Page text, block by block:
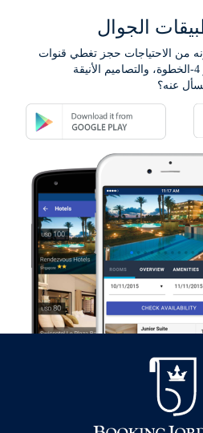
من الاحتياجات حجز تغطي قنوات
دفع آمنة وسهلة عملية الحجز 4-الخطوة، والتصاميم الأنيقة
عنه؟